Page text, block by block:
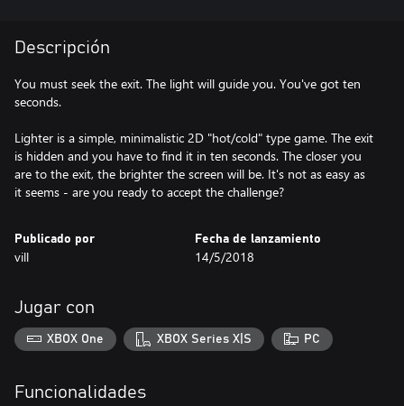
Descripción
You must seek the exit. The light will guide you. You've got ten
seconds.
Lighter is a simple, minimalistic 2D "hot/cold" type game. The exit
is hidden and you have to find it in ten seconds. The closer you
are to the exit, the brighter the screen will be. It's not as easy as
it seems - are you ready to accept the challenge?
Publicado por
vill
Fecha de lanzamiento
14/5/2018
Jugar con
XBOX One XBOX Series X|S PC
Funcionalidades